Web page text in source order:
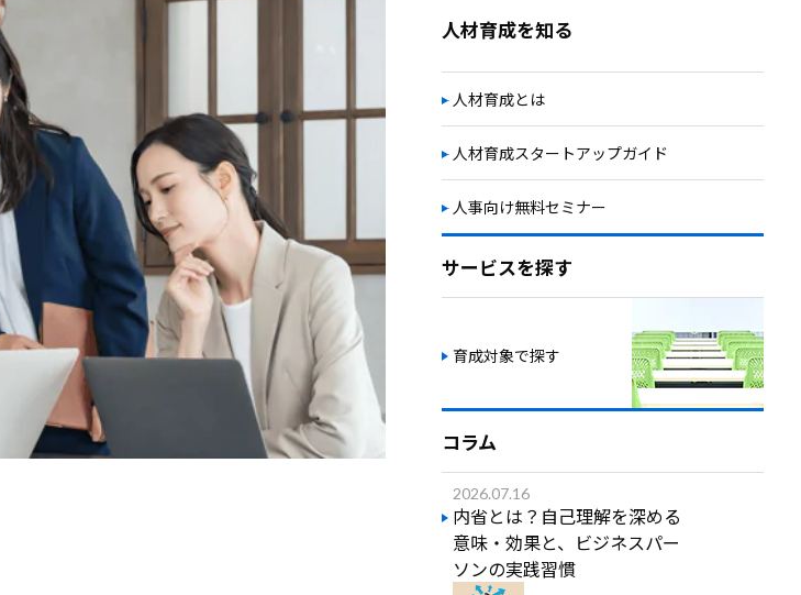
人材育成を知る
人材育成とは
人材育成スタートアップガイド
人事向け無料セミナー
サービスを探す
育成対象で探す
コラム
2026.07.16
内省とは？自己理解を深める
意味・効果と、ビジネスパー
ソンの実践習慣